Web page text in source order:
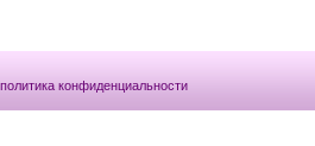
политика конфиденциальности